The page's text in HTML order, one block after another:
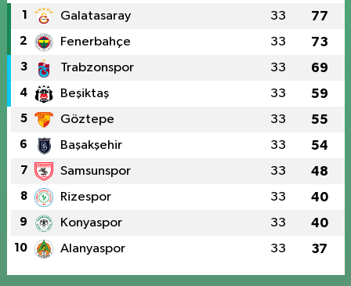
1 Galatasaray 33 77
2 Fenerbahçe 33 73
3 Trabzonspor 33 69
4 Beşiktaş 33 59
5 Göztepe 33 55
6 Başakşehir 33 54
7 Samsunspor 33 48
8 Rizespor 33 40
9 Konyaspor 33 40
10 Alanyaspor 33 37